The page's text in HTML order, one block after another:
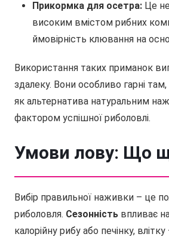
Прикормка для осетра: Це
високим вмістом рибних
ймовірність клювання на
Використання таких приманок
здалеку. Вони особливо гарні
як альтернатива натуральним
фактором успішної риболовлі.
Умови лову: Що
Вибір правильної наживки – це
риболовля. Сезонність впливає
калорійну рибу або печінку,